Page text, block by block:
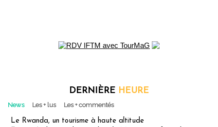
DERNIÈRE HEURE
News Les + lus Les + commentés
Le Rwanda, un tourisme à haute altitude